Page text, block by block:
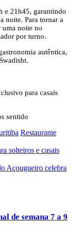
e 21h45, garantindo
noite. Para tornar a
uma noite no
por turno.
autêntica,
para casais
sentido
Restaurante
solteiros e casais
Açougueiro celebra
de semana 7 a 9